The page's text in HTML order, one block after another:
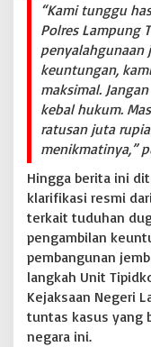
“Kami tunggu
Polres Lampung
penyalahgunaan
keuntungan,
maksimal.
kebal hukum.
ratusan juta
menikmatinya,”
Hingga berita ini
klarifikasi resmi
terkait tuduhan
pengambilan
pembangunan
langkah Unit
Kejaksaan Negeri
tuntas kasus yang
negara ini.